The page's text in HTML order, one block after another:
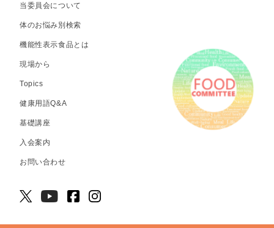
当委員会について
体のお悩み別検索
機能性表示食品とは
現場から
Topics
健康用語Q&A
基礎講座
入会案内
お問い合わせ